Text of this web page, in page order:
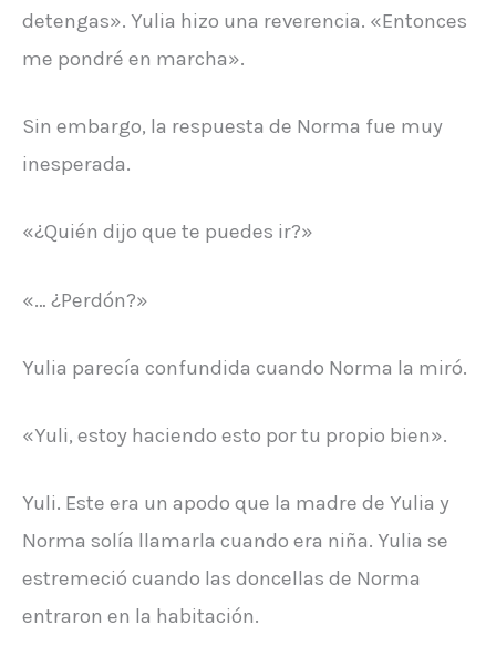
detengas». Yulia hizo una reverencia. «Entonces
me pondré en marcha».
Sin embargo, la respuesta de Norma fue muy
inesperada.
«¿Quién dijo que te puedes ir?»
«… ¿Perdón?»
Yulia parecía confundida cuando Norma la miró.
«Yuli, estoy haciendo esto por tu propio bien».
Yuli. Este era un apodo que la madre de Yulia y
Norma solía llamarla cuando era niña. Yulia se
estremeció cuando las doncellas de Norma
entraron en la habitación.